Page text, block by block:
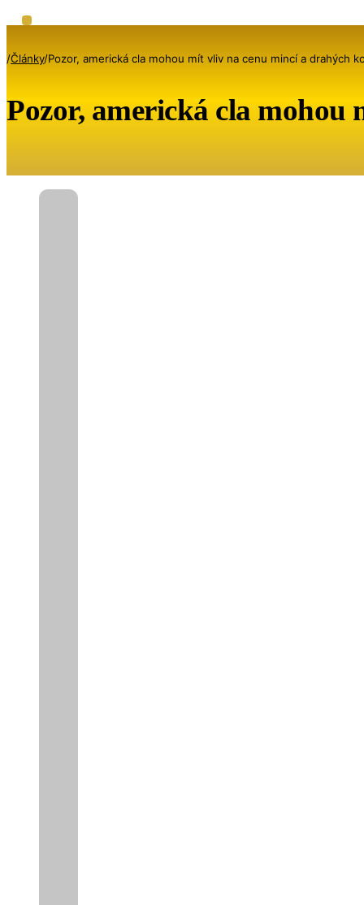
/Články/Pozor, americká cla mohou mít vliv na cenu mincí a drahých
Pozor, americká cla